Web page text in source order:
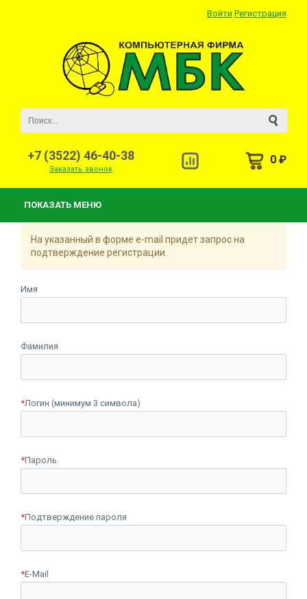
Войти Регистрация
+7 (3522) 46-40-38
Заказать звонок
0 ₽
ПОКАЗАТЬ МЕНЮ
На указанный в форме e-mail придет запрос на
подтверждение регистрации.
Имя
Фамилия
*Логин (минимум 3 символа)
*Пароль
*Подтверждение пароля
*E-Mail